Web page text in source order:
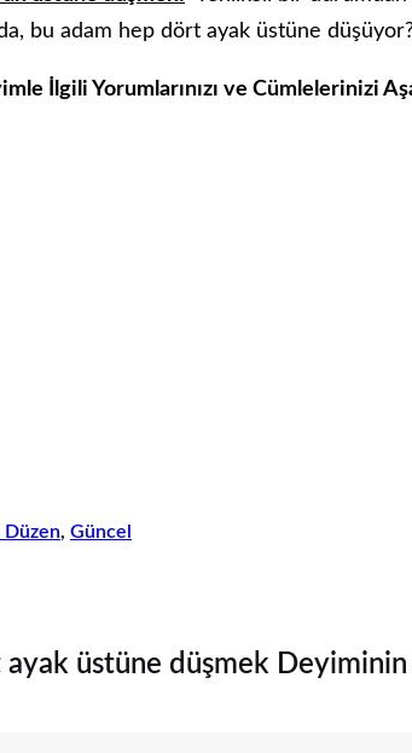
bu adam hep dört ayak üstüne
İlgili Yorumlarınızı ve Cümlelerinizi
Düzen, Güncel
ayak üstüne düşmek Deyiminin